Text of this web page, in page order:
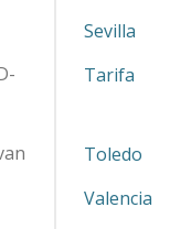
Sevilla
Tarifa
Toledo
Valencia